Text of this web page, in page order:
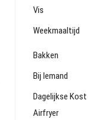
Vis
Weekmaaltijd
Bakken
Bij Iemand
Dagelijkse Kost
Airfryer